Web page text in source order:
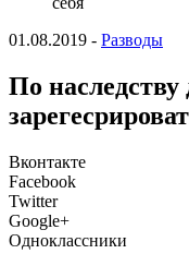
01.08.2019 - Разводы
По наследству
Вконтакте
Facebook
Twitter
Google+
Одноклассники